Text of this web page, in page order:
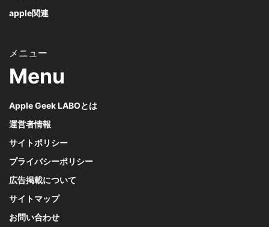
apple関連
Menu
Apple Geek LABOとは
運営者情報
サイトポリシー
プライバシーポリシー
広告掲載について
サイトマップ
お問い合わせ